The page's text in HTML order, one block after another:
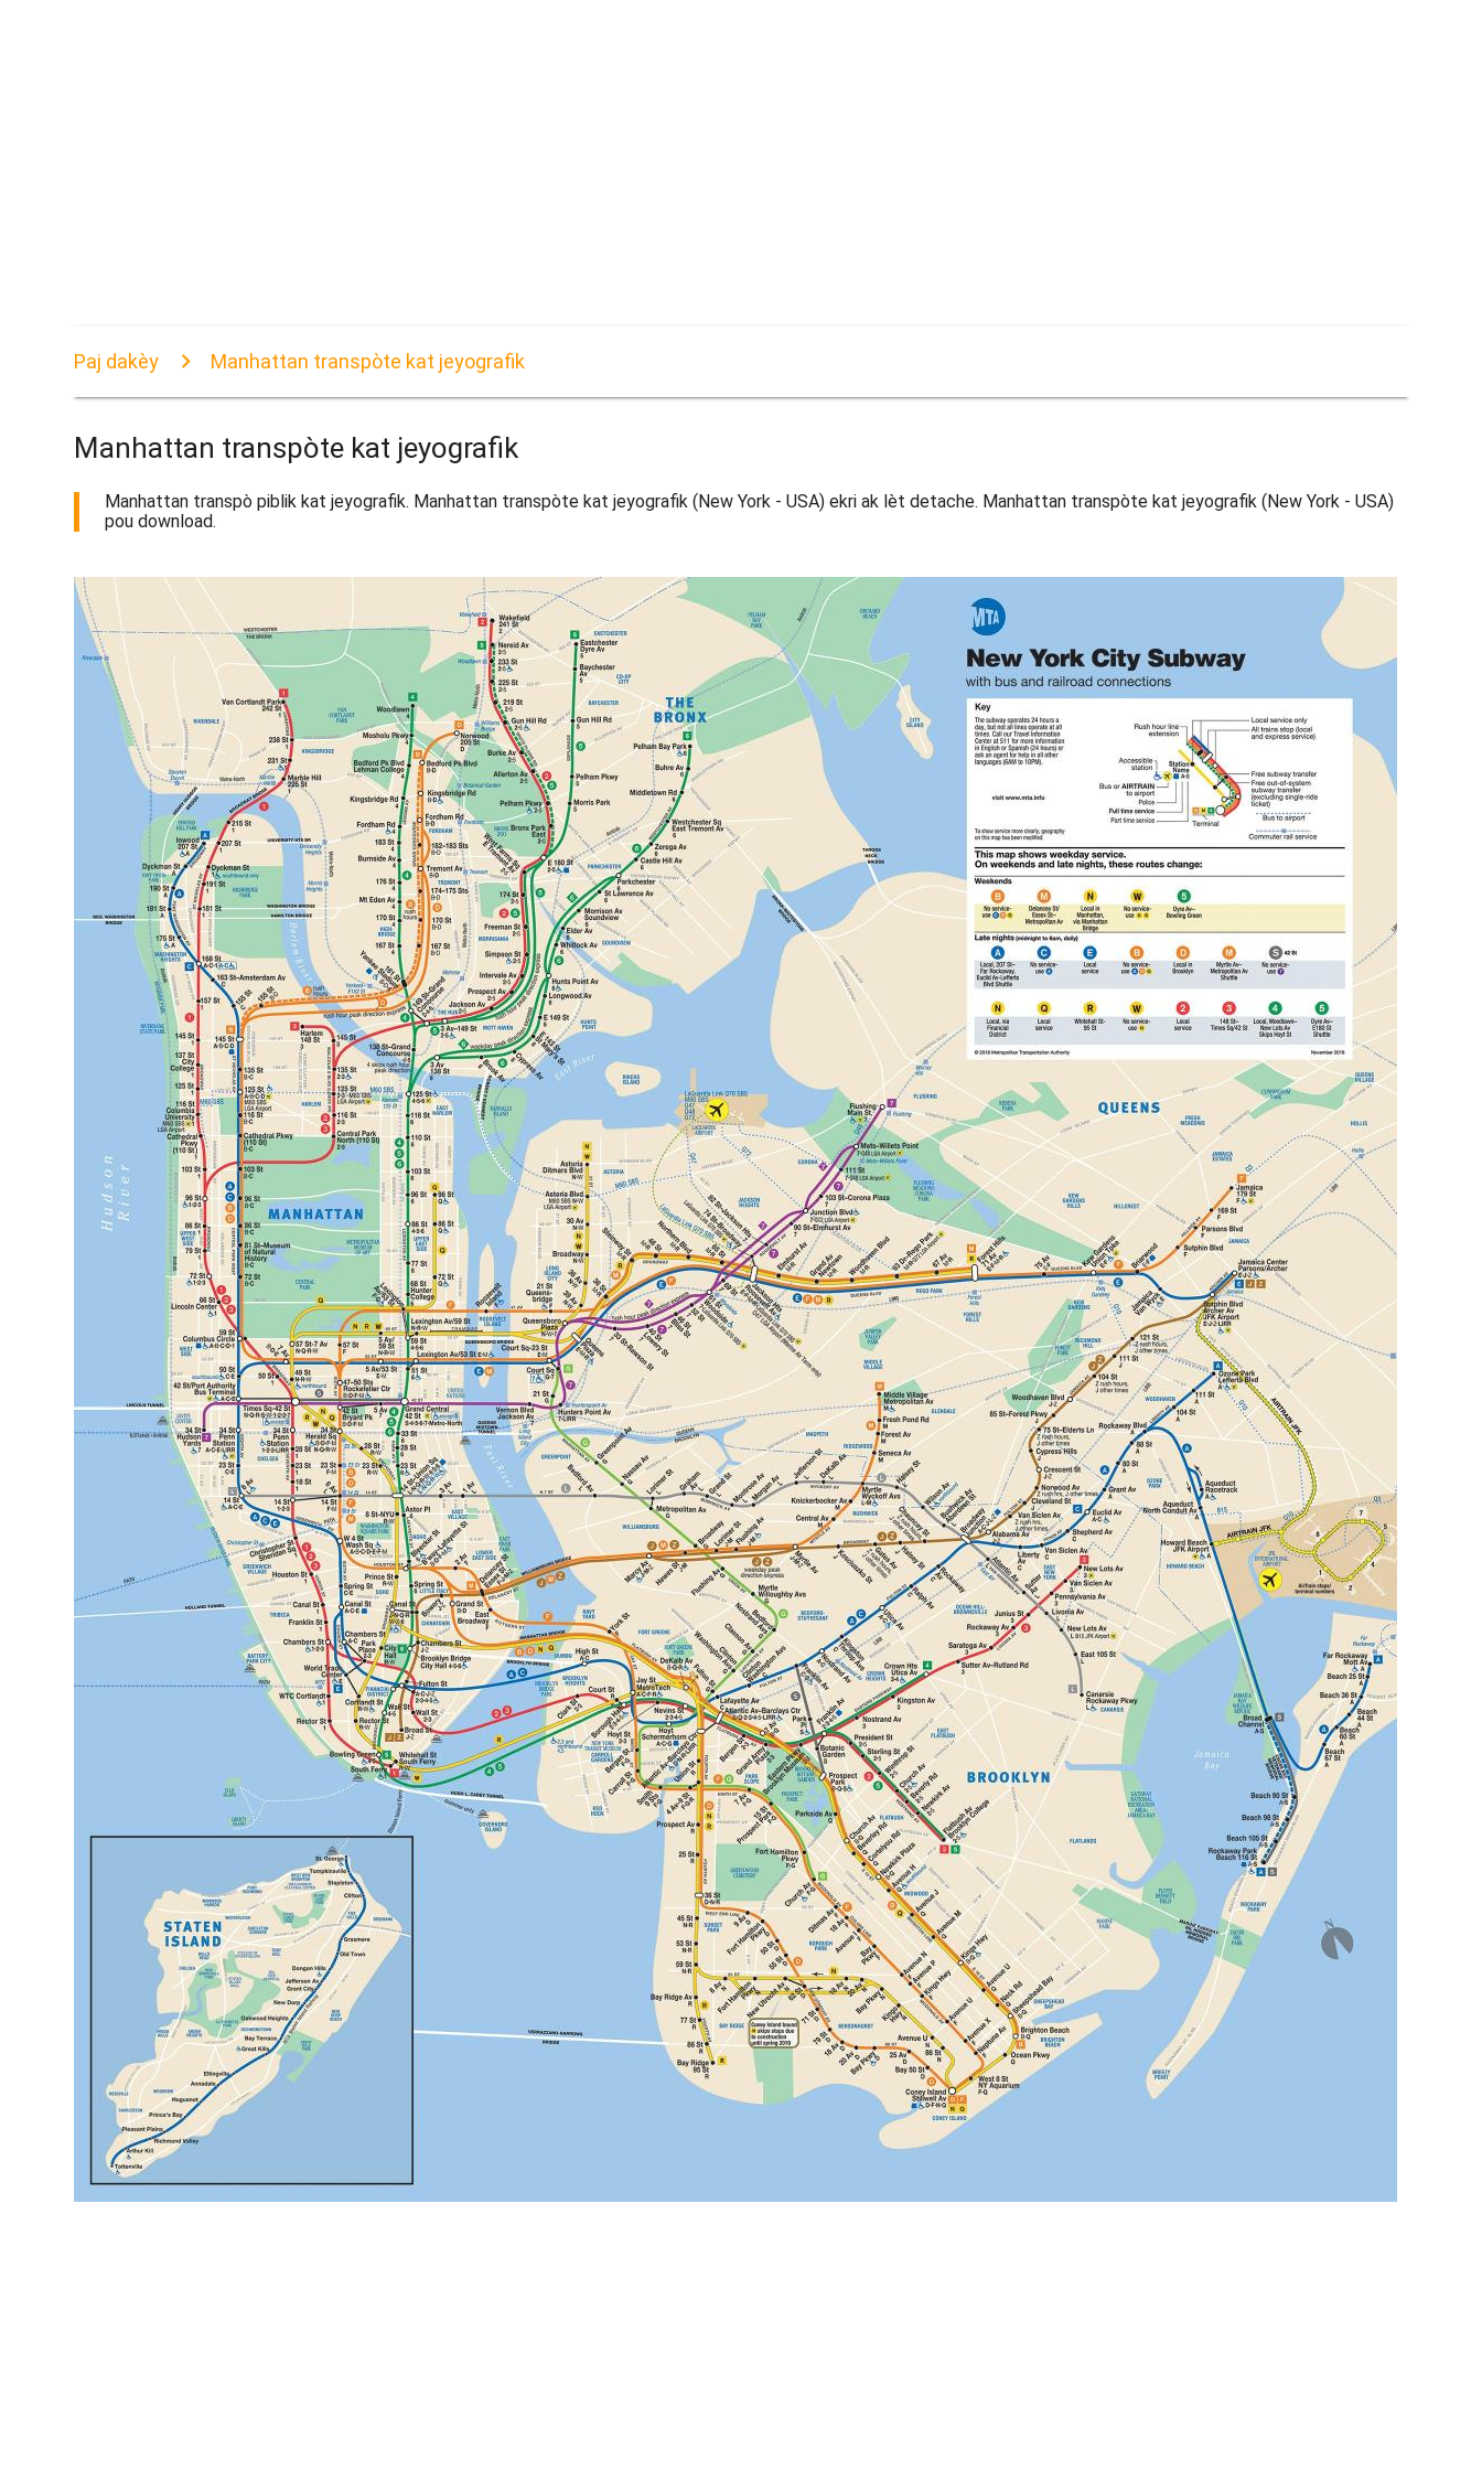
Paj dakèy Manhattan transpòte kat jeyografik
Manhattan transpòte kat jeyografik
Manhattan transpò piblik kat jeyografik. Manhattan transpòte kat jeyografik (New York - USA) ekri ak lèt detache. Manhattan transpòte kat jeyografik (New York - USA)
pou download.